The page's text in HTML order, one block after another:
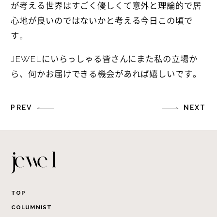
が考える世界はすごく優しくて意外と理論的で居
心地が良いのではないかと考える今日この頃で
す。
JEWELにいらっしゃる皆さんにまた私の立場か
ら、何かお届けできる機会があれば嬉しいです。
PREV NEXT
TOP
COLUMNIST